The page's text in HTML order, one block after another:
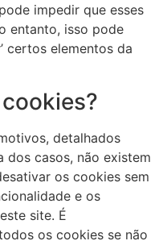
impedir que esses
entanto, isso pode
certos elementos da
detalhados
dos casos, não existem
os cookies sem
e os
site. É
os cookies se não